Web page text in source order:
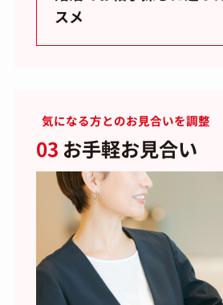
スメ
気になる方とのお見合いを調整
03 お手軽お見合い